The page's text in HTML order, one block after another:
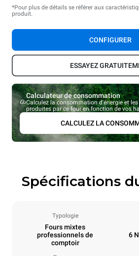
*Pour plus de détails se référer aux
produit.
CONFIGURER
ESSAYEZ
Calculateur de consommation
Calculez la consommation d'énergie et
produites par ce four en fonction de vos
CALCULEZ LA
Spécifications
Typologie
Fours mixtes
professionnels de
comptoir
6